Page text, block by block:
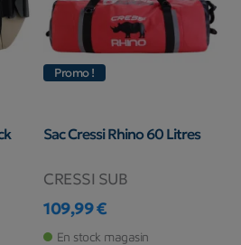
Promo !
Sac Cressi Rhino 60 Litres
CRESSI SUB
Prix
109,99 €
En stock magasin